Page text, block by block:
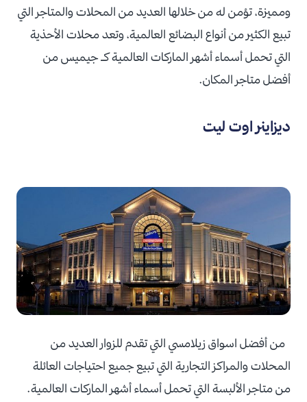
ومميزة، تؤمن له من خلالها العديد من المحلات والمتاجر التي
تبيع الكثير من أنواع البضائع العالمية، وتعد محلات الأحذية
التي تحمل أسماء أشهر الماركات العالمية كـ جيميس من
أفضل متاجر المكان.
ديزاينر اوت ليت
من أفضل اسواق زيلامسي التي تقدم للزوار العديد من
المحلات والمراكز التجارية التي تبيع جميع احتياجات العائلة
من متاجر الألبسة التي تحمل أسماء أشهر الماركات العالمية.